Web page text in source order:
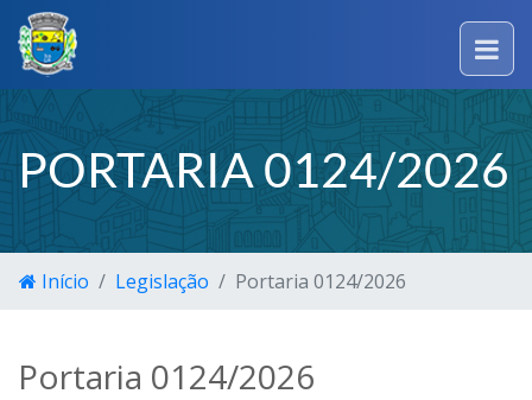
PORTARIA 0124/2026
Início Legislação Portaria 0124/2026
Portaria 0124/2026